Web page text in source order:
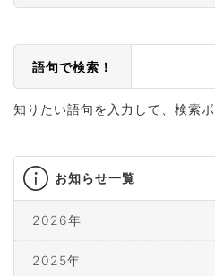
語句で検索！
知りたい語句を入力して、検索
お知らせ一覧
2026年
2025年